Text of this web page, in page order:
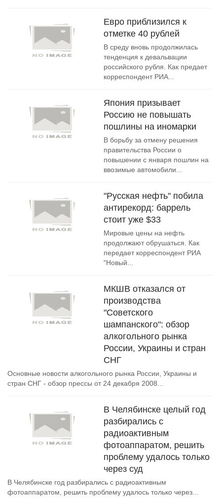
Евро приблизился к
отметке 40 рублей
В среду вновь продолжилась
тенденция к девальвации
российского рубля. Как предает
корреспондент РИА...
Япония призывает
Россию не повышать
пошлины на иномарки
В борьбу за отмену решения
правительства России о
повышении с января пошлин на
ввозимые автомобили...
"Русская нефть" побила
антирекорд: баррель
стоит уже $33
Мировые цены на нефть
продолжают обрушаться. Как
передает корреспондент РИА
"Новый...
МКШВ отказался от
производства
"Советского
шампанского": обзор
алкогольного рынка
России, Украины и стран
СНГ
Основные новости алкогольного рынка России, Украины и
стран СНГ - обзор прессы от 24 декабря 2008...
В Челябинске целый год
разбирались с
радиоактивным
фотоаппаратом, решить
проблему удалось только
через суд
В Челябинске год разбирались с радиоактивным
фотоаппаратом, решить проблему удалось только через...